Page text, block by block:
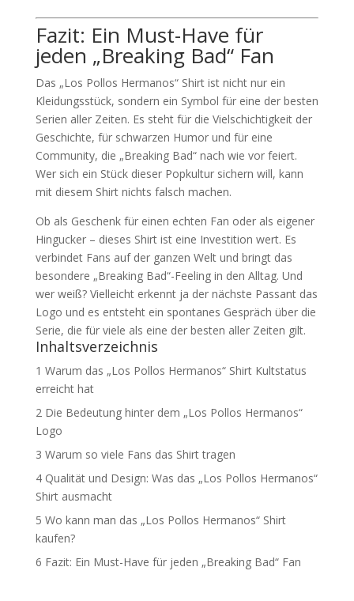
Fazit: Ein Must-Have für
jeden „Breaking Bad“ Fan
Das „Los Pollos Hermanos“ Shirt ist nicht nur ein
Kleidungsstück, sondern ein Symbol für eine der besten
Serien aller Zeiten. Es steht für die Vielschichtigkeit der
Geschichte, für schwarzen Humor und für eine
Community, die „Breaking Bad“ nach wie vor feiert.
Wer sich ein Stück dieser Popkultur sichern will, kann
mit diesem Shirt nichts falsch machen.
Ob als Geschenk für einen echten Fan oder als eigener
Hingucker – dieses Shirt ist eine Investition wert. Es
verbindet Fans auf der ganzen Welt und bringt das
besondere „Breaking Bad“-Feeling in den Alltag. Und
wer weiß? Vielleicht erkennt ja der nächste Passant das
Logo und es entsteht ein spontanes Gespräch über die
Serie, die für viele als eine der besten aller Zeiten gilt.
Inhaltsverzeichnis
1 Warum das „Los Pollos Hermanos“ Shirt Kultstatus
erreicht hat
2Die Bedeutung hinter dem „Los Pollos Hermanos“
Logo
3 Warum so viele Fans das Shirt tragen
4Qualität und Design: Was das „Los Pollos Hermanos“
Shirt ausmacht
5 Wo kann man das „Los Pollos Hermanos“ Shirt
kaufen?
6 Fazit: Ein Must-Have für jeden „Breaking Bad“ Fan